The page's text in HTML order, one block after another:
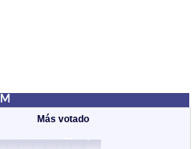
Más votado